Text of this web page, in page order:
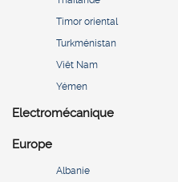
Timor oriental
Turkménistan
Viêt Nam
Yémen
Electromécanique
Europe
Albanie